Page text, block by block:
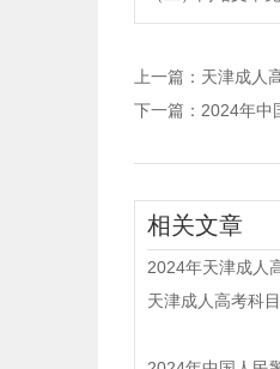
上一篇： 天津成人
下一篇： 2024年中
相关文章
2024年天津成人
天津成人高考科